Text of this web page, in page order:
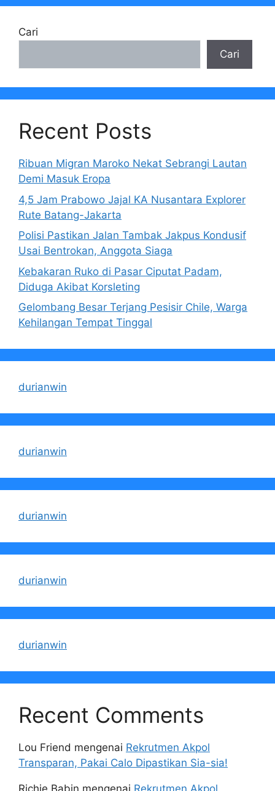
Cari
Cari
Recent Posts
Ribuan Migran Maroko Nekat Sebrangi Lautan
Demi Masuk Eropa
4,5 Jam Prabowo Jajal KA Nusantara Explorer
Rute Batang-Jakarta
Polisi Pastikan Jalan Tambak Jakpus Kondusif
Usai Bentrokan, Anggota Siaga
Kebakaran Ruko di Pasar Ciputat Padam,
Diduga Akibat Korsleting
Gelombang Besar Terjang Pesisir Chile, Warga
Kehilangan Tempat Tinggal
durianwin
durianwin
durianwin
durianwin
durianwin
Recent Comments
Lou Friend mengenai Rekrutmen Akpol
Transparan, Pakai Calo Dipastikan Sia-sia!